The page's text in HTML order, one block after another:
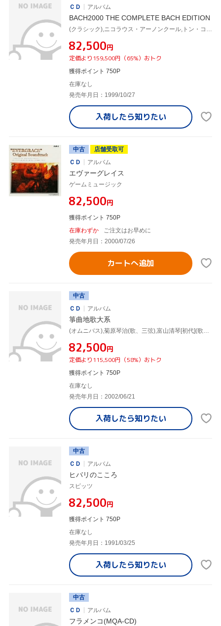
ＣＤ
アルバム
BACH2000 THE COMPLETE BACH EDITION
¥82,500円
定価より159,500円（65%）おトク
獲得ポイント 750P
在庫なし
発売年月日：1999/10/27
入荷したら知りたい
中古
店舗受取可
ＣＤ
アルバム
エヴァーグレイス
ゲームミュージック
¥82,500円
獲得ポイント 750P
在庫わずか
ご注文はお早めに
発売年月日：2000/07/26
カートへ追加
中古
ＣＤ
アルバム
箏曲地歌大系
¥82,500円
定価より115,500円（58%）おトク
獲得ポイント 750P
在庫なし
発売年月日：2002/06/21
入荷したら知りたい
中古
ＣＤ
アルバム
ヒバリのこころ
スピッツ
¥82,500円
獲得ポイント 750P
在庫なし
発売年月日：1991/03/25
入荷したら知りたい
中古
ＣＤ
アルバム
フラメンコ(MQA-CD)